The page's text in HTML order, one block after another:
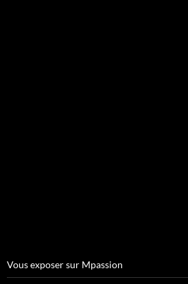
Vous exposer sur Mpassion